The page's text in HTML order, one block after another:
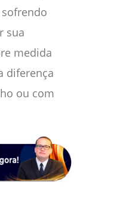
sua
medida
diferença
ou com